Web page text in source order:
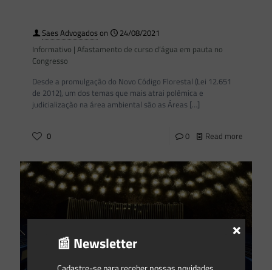
Saes Advogadoson
24/08/2021
Informativo | Afastamento de curso d’água em pauta no
Congresso
Desde a promulgação do Novo Código Florestal (Lei 12.651
de 2012), um dos temas que mais atrai polêmica e
judicialização na área ambiental são as Áreas […]
0 0 Read more
📰 Newsletter
×